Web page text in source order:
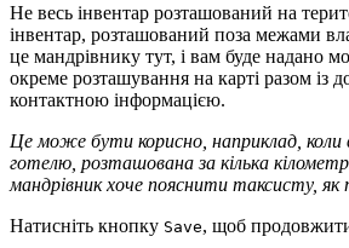
Не весь інвентар розташований на
інвентар, розташований поза межами
це мандрівнику тут, і вам буде надано
окреме розташування на карті разом із
контактною інформацією.
Це може бути корисно, наприклад,
готелю, розташована за кілька
мандрівник хоче пояснити таксисту,
Натисніть кнопку Save, щоб